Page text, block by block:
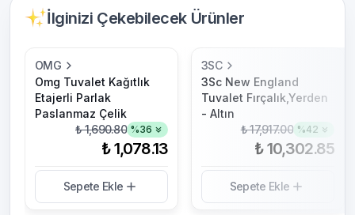
İlginizi Çekebilecek Ürünler
OMG
Omg Tuvalet Kağıtlık
Etajerli Parlak
Paslanmaz Çelik
₺ 1,690.80 %36
₺ 1,078.13
Sepete Ekle
3SC
3Sc New England
Tuvalet Fırçalık,Yerden
- Altın
₺ 17,917.00 %42
₺ 10,302.85
Sepete Ekle